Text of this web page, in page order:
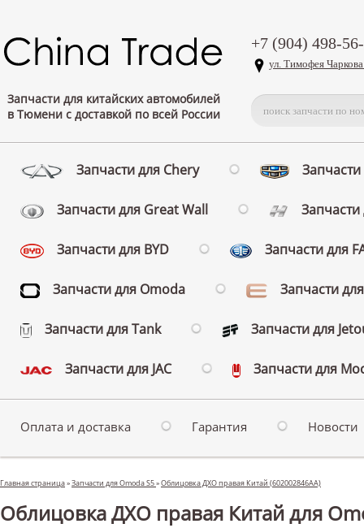
Запчасти для китайских автомобилей
в Тюмени с доставкой по всей России
+7 (904) 498-
ул. Тимофея
Запчасти для Chery
Запчасти для Great Wall
Запчасти для BYD Запчасти для
Запчасти для Omoda Запчасти
Запчасти для Tank Запчасти для
Запчасти для JAC Запчасти для
Оплата и доставка Гарантия Новости
Главная страница»Запчасти для Omoda S5»Облицовка ДХО правая Китай (602002846AA)
Облицовка ДХО правая Китай для